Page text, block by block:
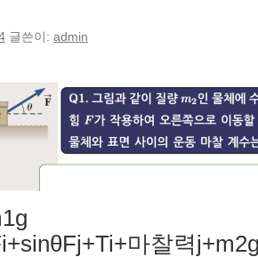
글쓴이: admin
마찰력